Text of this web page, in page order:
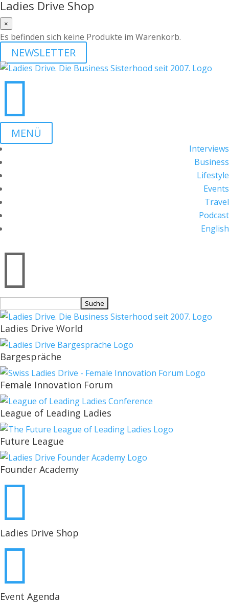
Ladies Drive Shop
×
Es befinden sich keine Produkte im Warenkorb.
NEWSLETTER

MENÜ
Interviews
Business
Lifestyle
Events
Travel
Podcast
English

nach:
Ladies Drive World
Bargespräche
Female Innovation Forum
League of Leading Ladies
Future League
Founder Academy

Ladies Drive Shop

Event Agenda